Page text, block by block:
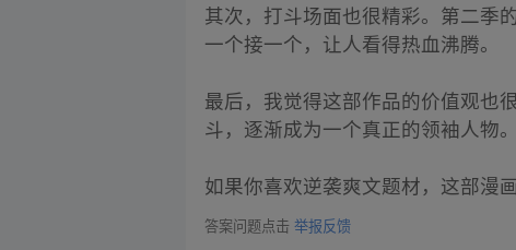
其次，打斗场面也很精彩。第二季
一个接一个，让人看得热血沸腾。
最后，我觉得这部作品的价值观也
斗，逐渐成为一个真正的领袖人物。
如果你喜欢逆袭爽文题材，这部漫
答案问题点击举报反馈